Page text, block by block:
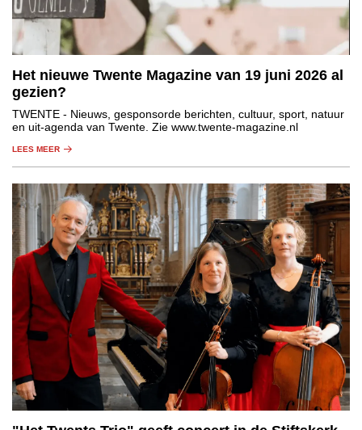
Het nieuwe Twente Magazine van 19 juni 2026 al
gezien?
TWENTE - Nieuws, gesponsorde berichten, cultuur, sport, natuur
en uit-agenda van Twente. Zie www.twente-magazine.nl
LEES MEER